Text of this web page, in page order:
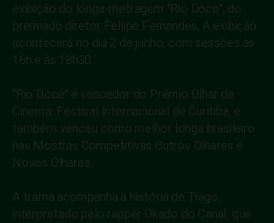
exibição do longa-metragem "Rio Doce", do
premiado diretor Fellipe Fernandes. A exibição
acontecerá no dia 2 de junho, com sessões às
16h e às 18h30.
"Rio Doce" é vencedor do Prêmio Olhar de
Cinema: Festival Internacional de Curitiba, e
também venceu como melhor longa brasileiro
nas Mostras Competitivas Outros Olhares e
Novos Olhares.
A trama acompanha a história de Tiago,
interpretado pelo rapper Okado do Canal, que